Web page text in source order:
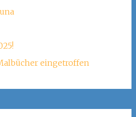
eingetroffen